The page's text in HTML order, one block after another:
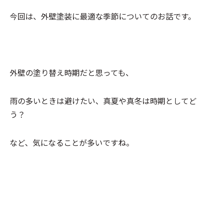
今回は、外壁塗装に最適な季節についてのお話です。
外壁の塗り替え時期だと思っても、
雨の多いときは避けたい、真夏や真冬は時期としてど
う？
など、気になることが多いですね。